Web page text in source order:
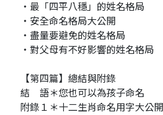
‧最「四平八穩」的姓名格局
‧安全命名格局大公開
‧盡量要避免的姓名格局
‧對父母有不好影響的姓名格局
【第四篇】總結與附錄
結 語＊您也可以為孩子命名
附錄１＊十二生肖命名用字大公開